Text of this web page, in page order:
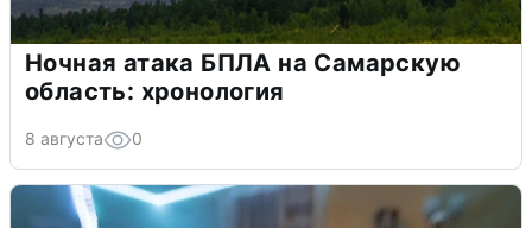
Ночная атака БПЛА на Самарскую
область: хронология
8 августа 0